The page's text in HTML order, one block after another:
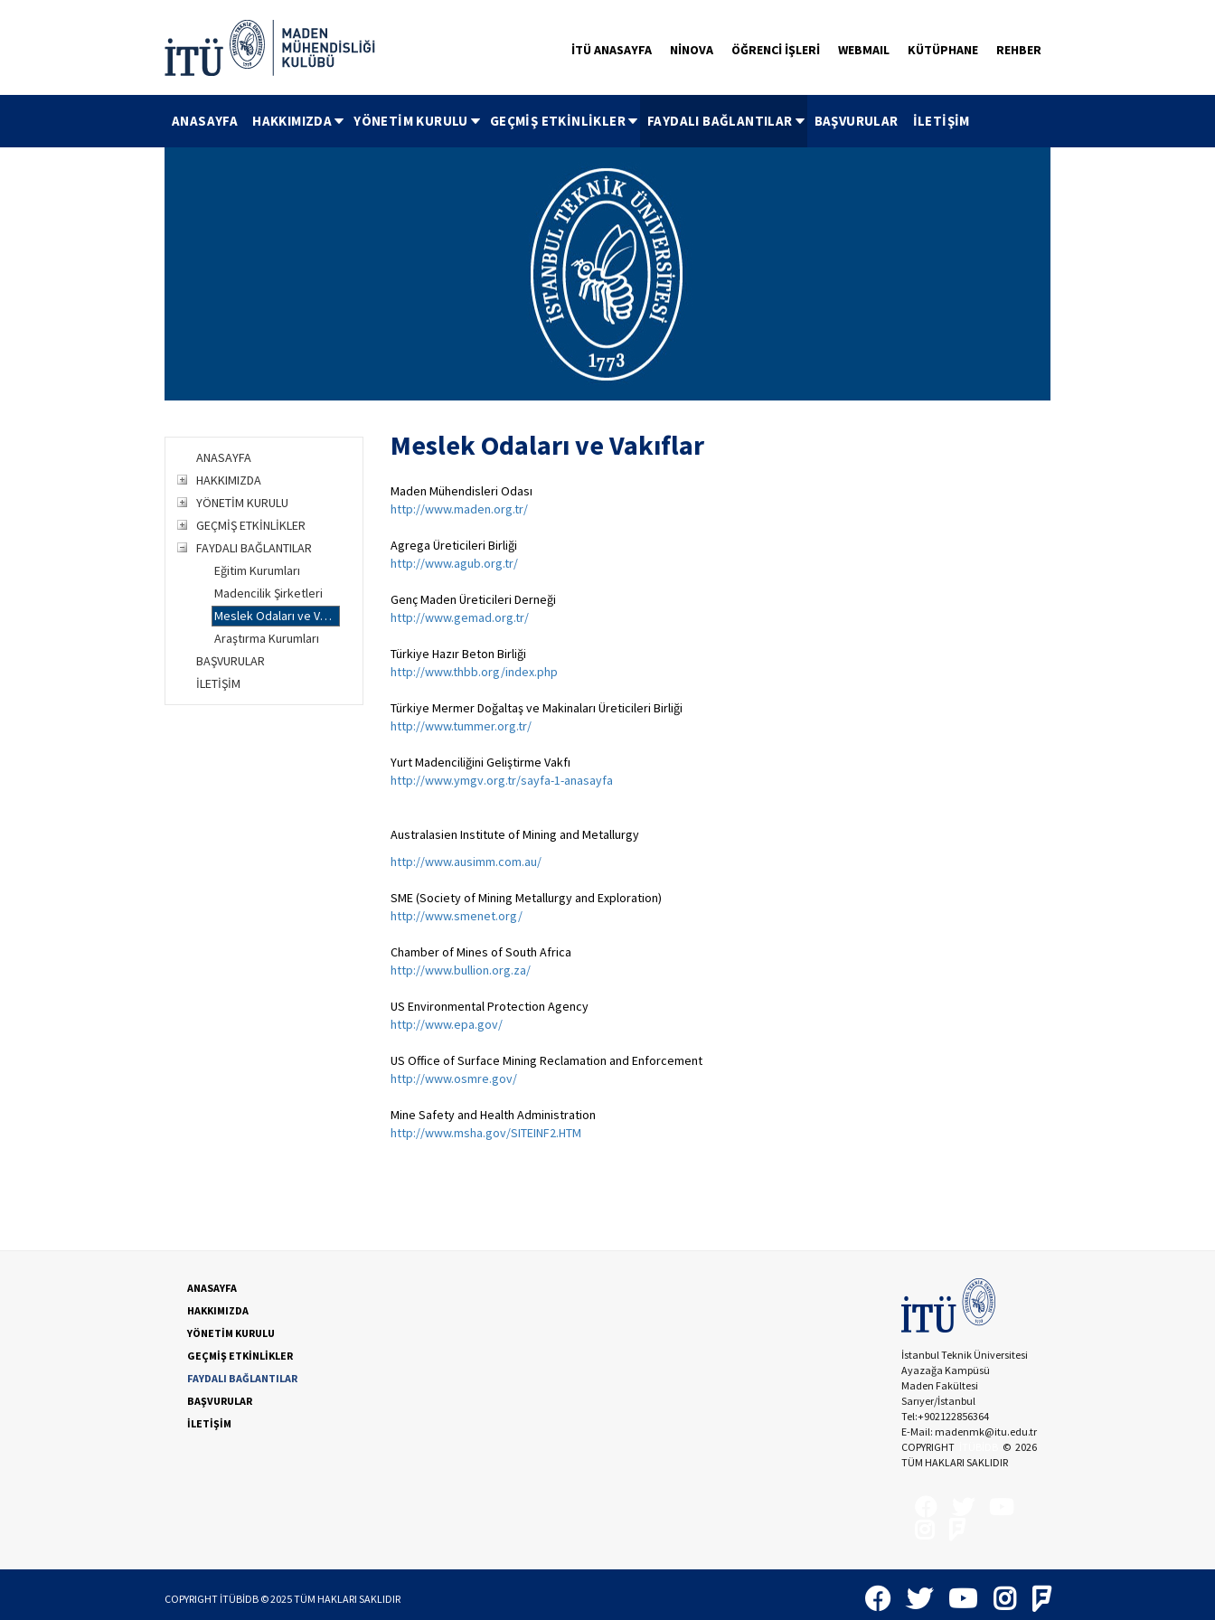
İTÜ ANASAYFA NİNOVA ÖĞRENCİ İŞLERİ WEBMAIL KÜTÜPHANE REHBER
ANASAYFA HAKKIMIZDA YÖNETİM KURULU GEÇMİŞ ETKİNLİKLER FAYDALI BAĞLANTILAR BAŞVURULAR İLETİŞİM
ANASAYFA
HAKKIMIZDA
YÖNETİM KURULU
GEÇMİŞ ETKİNLİKLER
FAYDALI BAĞLANTILAR
Eğitim Kurumları
Madencilik Şirketleri
Meslek Odaları ve Vakıflar
Araştırma Kurumları
BAŞVURULAR
İLETİŞİM
Meslek Odaları ve Vakıflar
Maden Mühendisleri Odası
http://www.maden.org.tr/
Agrega Üreticileri Birliği
http://www.agub.org.tr/
Genç Maden Üreticileri Derneği
http://www.gemad.org.tr/
Türkiye Hazır Beton Birliği
http://www.thbb.org/index.php
Türkiye Mermer Doğaltaş ve Makinaları Üreticileri Birliği
http://www.tummer.org.tr/
Yurt Madenciliğini Geliştirme Vakfı
http://www.ymgv.org.tr/sayfa-1-anasayfa
Australasien Institute of Mining and Metallurgy
http://www.ausimm.com.au/
SME (Society of Mining Metallurgy and Exploration)
http://www.smenet.org/
Chamber of Mines of South Africa
http://www.bullion.org.za/
US Environmental Protection Agency
http://www.epa.gov/
US Office of Surface Mining Reclamation and Enforcement
http://www.osmre.gov/
Mine Safety and Health Administration
http://www.msha.gov/SITEINF2.HTM
ANASAYFA
HAKKIMIZDA
YÖNETİM KURULU
GEÇMİŞ ETKİNLİKLER
FAYDALI BAĞLANTILAR
BAŞVURULAR
İLETİŞİM
İstanbul Teknik Üniversitesi
Ayazağa Kampüsü
Maden Fakültesi
Sarıyer/İstanbul
Tel:+902122856364
E-Mail: madenmk@itu.edu.tr
COPYRIGHT
© 2026
TÜM HAKLARI SAKLIDIR
COPYRIGHT İTÜBİDB © 2025 TÜM HAKLARI SAKLIDIR